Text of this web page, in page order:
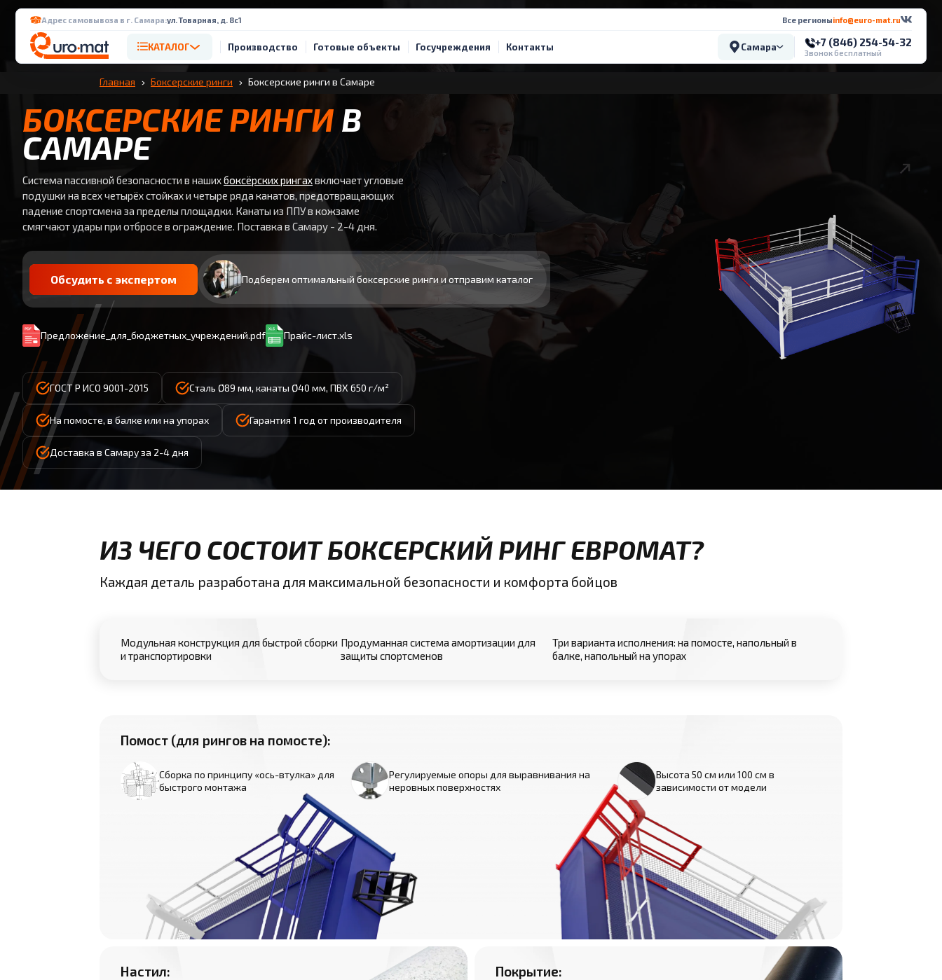
Адрес самовывоза в г. Самара:ул. Товарная, д. 8с1 Все регионыinfo@euro-mat.ru
КАТАЛОГ Производство Готовые объекты Госучреждения Контакты Самара +7 (846) 254-54-32
Звонок бесплатный
Главная Боксерские ринги Боксерские ринги в Самаре
БОКСЕРСКИЕ РИНГИ В
САМАРЕ
Система пассивной безопасности в нашихбоксёрских рингахвключает угловые
подушки на всех четырёх стойках и четыре ряда канатов, предотвращающих
падение спортсмена за пределы площадки. Канаты из ППУ в кожзаме
смягчают удары при отбросе в ограждение. Поставка в Самару - 2-4 дня.
Обсудить с экспертом Подберем оптимальный боксерские ринги и отправим каталог
Предложение_для_бюджетных_учреждений.pdf Прайс-лист.xls
ГОСТ Р ИСО 9001-2015 Сталь Ø89 мм, канаты Ø40 мм, ПВХ 650 г/м²
На помосте, в балке или на упорах Гарантия 1 год от производителя
Доставка в Самару за 2-4 дня
ИЗ ЧЕГО СОСТОИТ БОКСЕРСКИЙ РИНГ ЕВРОМАТ?
Каждая деталь разработана для максимальной безопасности и комфорта бойцов
Модульная конструкция для быстрой сборки
и транспортировки
Продуманная система амортизации для
защиты спортсменов
Три варианта исполнения: на помосте, напольный в
балке, напольный на упорах
Помост (для рингов на помосте):
Сборка по принципу «ось-втулка» для
быстрого монтажа
Регулируемые опоры для выравнивания на
неровных поверхностях
Высота 50 см или 100 см в
зависимости от модели
Настил: Покрытие: